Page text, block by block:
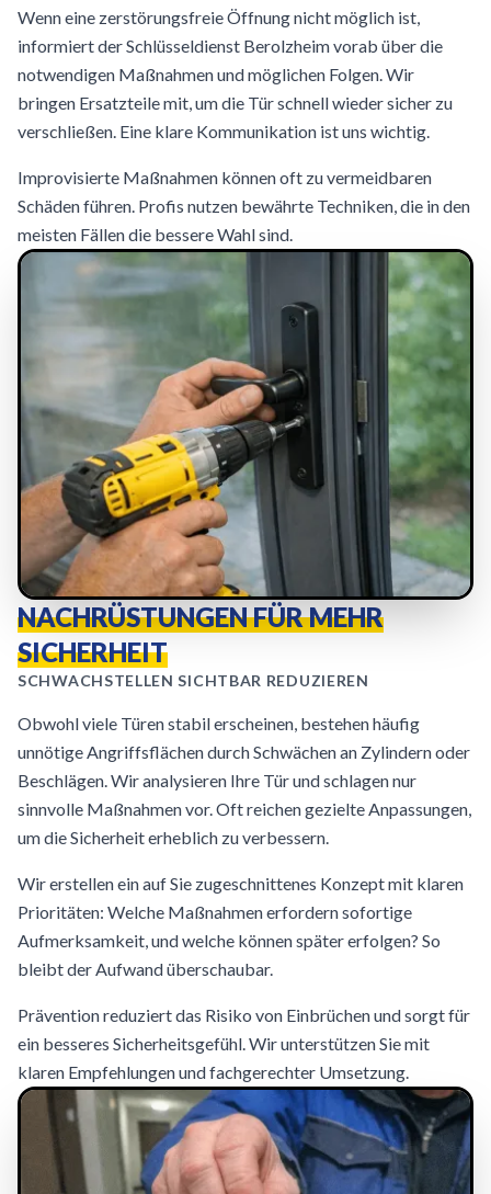
Wenn eine zerstörungsfreie Öffnung nicht möglich ist,
informiert der Schlüsseldienst Berolzheim vorab über die
notwendigen Maßnahmen und möglichen Folgen. Wir
bringen Ersatzteile mit, um die Tür schnell wieder sicher zu
verschließen. Eine klare Kommunikation ist uns wichtig.
Improvisierte Maßnahmen können oft zu vermeidbaren
Schäden führen. Profis nutzen bewährte Techniken, die in den
meisten Fällen die bessere Wahl sind.
NACHRÜSTUNGEN FÜR MEHR
SICHERHEIT
SCHWACHSTELLEN SICHTBAR REDUZIEREN
Obwohl viele Türen stabil erscheinen, bestehen häufig
unnötige Angriffsflächen durch Schwächen an Zylindern oder
Beschlägen. Wir analysieren Ihre Tür und schlagen nur
sinnvolle Maßnahmen vor. Oft reichen gezielte Anpassungen,
um die Sicherheit erheblich zu verbessern.
Wir erstellen ein auf Sie zugeschnittenes Konzept mit klaren
Prioritäten: Welche Maßnahmen erfordern sofortige
Aufmerksamkeit, und welche können später erfolgen? So
bleibt der Aufwand überschaubar.
Prävention reduziert das Risiko von Einbrüchen und sorgt für
ein besseres Sicherheitsgefühl. Wir unterstützen Sie mit
klaren Empfehlungen und fachgerechter Umsetzung.